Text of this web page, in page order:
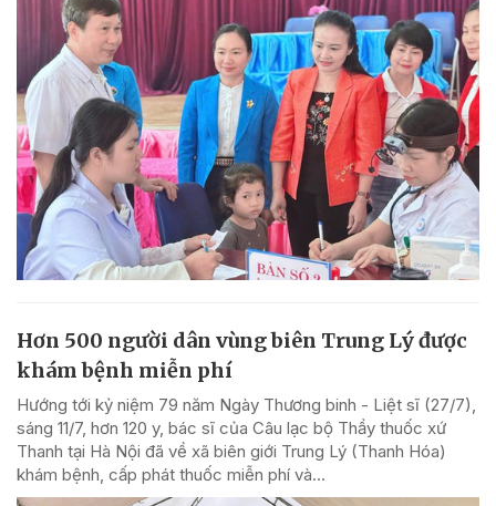
Hơn 500 người dân vùng biên Trung Lý được
khám bệnh miễn phí
Hướng tới kỷ niệm 79 năm Ngày Thương binh - Liệt sĩ (27/7),
sáng 11/7, hơn 120 y, bác sĩ của Câu lạc bộ Thầy thuốc xứ
Thanh tại Hà Nội đã về xã biên giới Trung Lý (Thanh Hóa)
khám bệnh, cấp phát thuốc miễn phí và...